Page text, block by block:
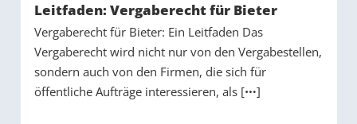
Leitfaden: Vergaberecht für Bieter
Vergaberecht für Bieter: Ein Leitfaden Das
Vergaberecht wird nicht nur von den Vergabestellen,
sondern auch von den Firmen, die sich für
öffentliche Aufträge interessieren, als [
]